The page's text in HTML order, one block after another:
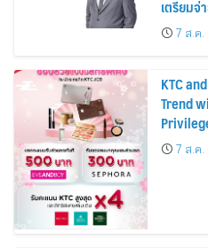
เตรียมจ่
บาทต่อหุ้
7 ส.ค.
KTC
Trend
7 ส.ค.